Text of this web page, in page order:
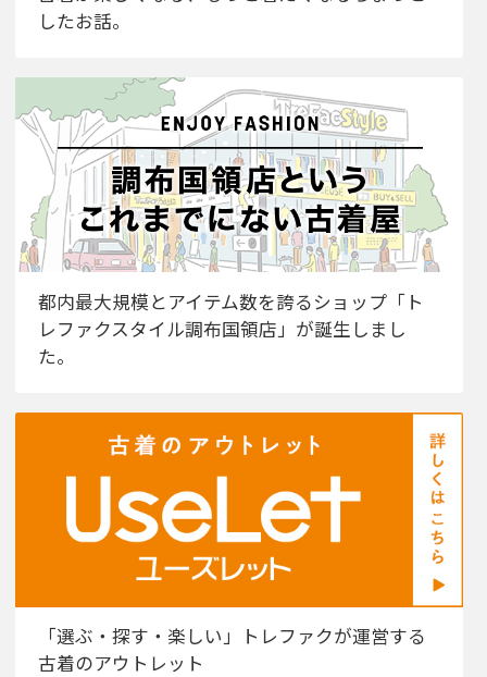
したお話。
都内最大規模とアイテム数を誇るショップ「ト
レファクスタイル調布国領店」が誕生しまし
た。
「選ぶ・探す・楽しい」トレファクが運営する
古着のアウトレット